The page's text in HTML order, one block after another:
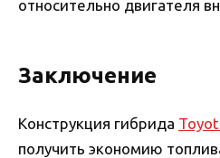
относительно двигателя
Заключение
Конструкция гибрида
получить экономию